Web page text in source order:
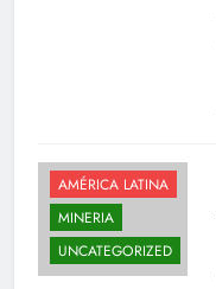
AMÉRICA LATINA
MINERIA
UNCATEGORIZED